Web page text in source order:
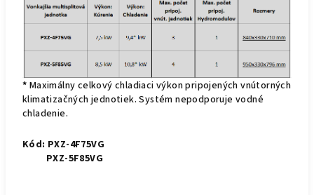
* Maximálny celkový chladiaci výkon pripojených vnútorných
klimatizačných jednotiek. Systém nepodporuje vodné
chladenie.
Kód: PXZ-4F75VG
PXZ-5F85VG